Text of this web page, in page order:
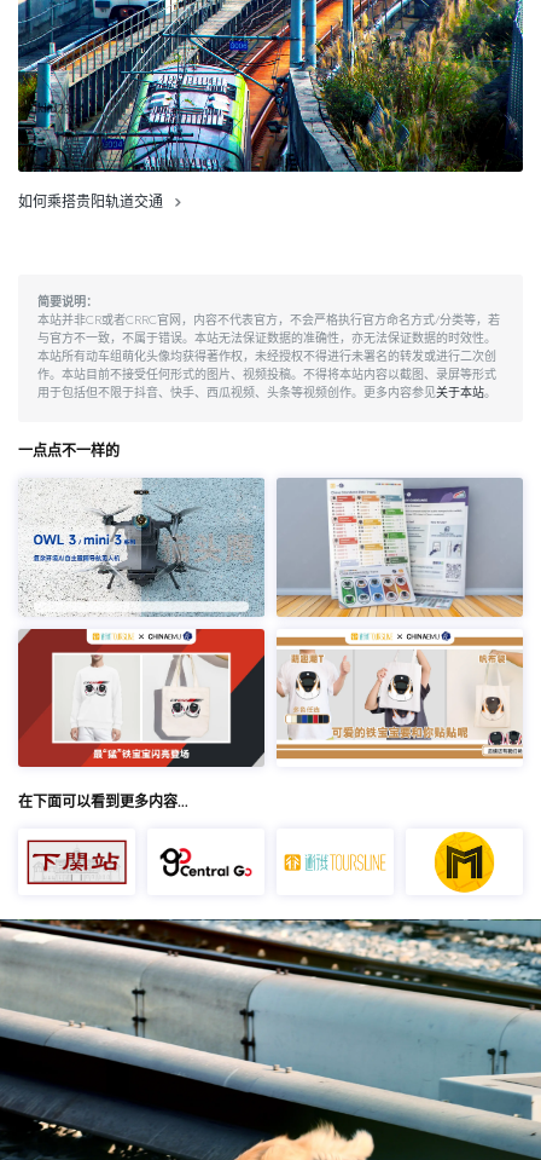
如何乘搭贵阳轨道交通
简要说明：
本站并非CR或者CRRC官网，内容不代表官方，不会严格执行官方命名方式/分类等，若
与官方不一致，不属于错误。本站无法保证数据的准确性，亦无法保证数据的时效性。
本站所有动车组萌化头像均获得著作权，未经授权不得进行未署名的转发或进行二次创
作。本站目前不接受任何形式的图片、视频投稿。不得将本站内容以截图、录屏等形式
用于包括但不限于抖音、快手、西瓜视频、头条等视频创作。更多内容参见关于本站。
一点点不一样的
在下面可以看到更多内容…